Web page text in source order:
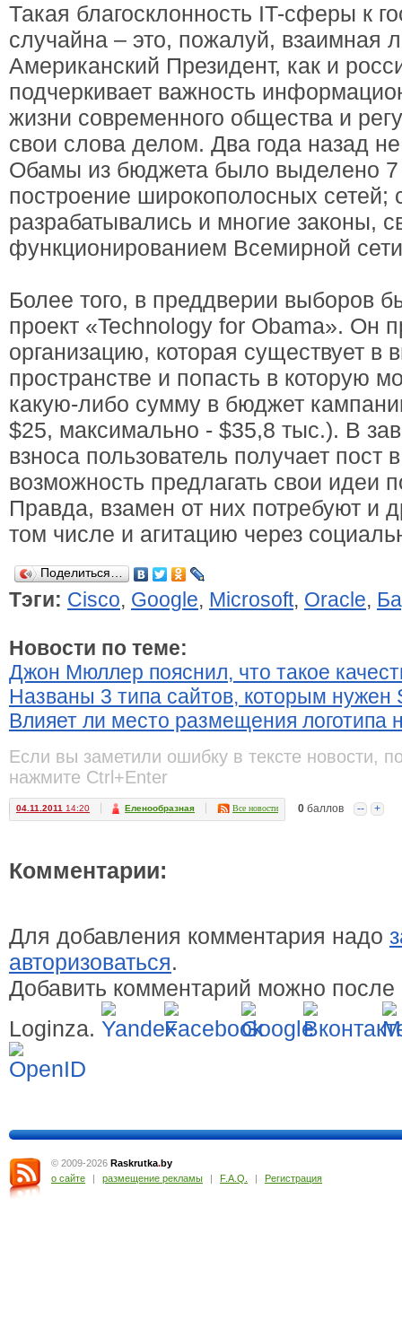
Такая благосклонность IT-сферы к
случайна – это, пожалуй, взаимная
Американский Президент, как и
подчеркивает важность
жизни современного общества и
свои слова делом. Два года назад
Обамы из бюджета было выделено
построение широкополосных сетей;
разрабатывались и многие законы,
функционированием Всемирной
Более того, в преддверии выборов
проект «Technology for Obama». Он
организацию, которая существует в
пространстве и попасть в которую
какую-либо сумму в бюджет
$25, максимально - $35,8 тыс.). В
взноса пользователь получает пост
возможность предлагать свои идеи
Правда, взамен от них потребуют и
том числе и агитацию через
Поделиться…
Тэги: Cisco, Google, Microsoft, Oracle,
Новости по теме:
Джон Мюллер пояснил, что такое
Названы 3 типа сайтов, которым нужен
Влияет ли место размещения логотипа
Если вы заметили ошибку в тексте новости,
нажмите Ctrl+Enter
04.11.2011 14:20 Еленообразная Все новости 0 баллов -- +
Комментарии:
Для добавления комментария надо
авторизоваться.
Добавить комментарий можно после
Loginza.
© 2009-2026 Raskrutka.by
о сайте
| размещение рекламы | F.A.Q. | Регистрация